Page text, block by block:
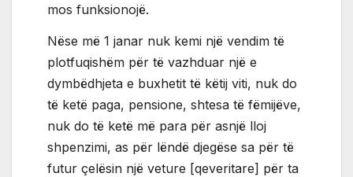
mos funksionojë.
Nëse më 1 janar nuk kemi një vendim të
plotfuqishëm për të vazhduar një e
dymbëdhjeta e buxhetit të këtij viti, nuk do
të ketë paga, pensione, shtesa të fëmijëve,
nuk do të ketë më para për asnjë lloj
shpenzimi, as për lëndë djegëse sa për të
futur çelësin një veture [qeveritare] për ta